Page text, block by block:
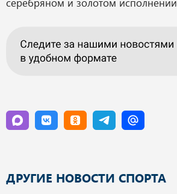
ДРУГИЕ НОВОСТИ СПОРТА